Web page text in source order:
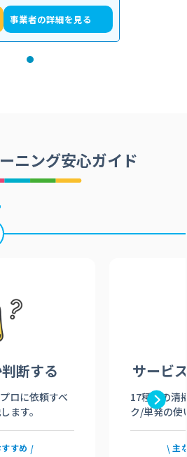
事業者の詳細を見る
ニング安心ガイド
判断する
ロに依頼すべ
ます。
すめ
サービ
17種類の清
ク/単発の使
主